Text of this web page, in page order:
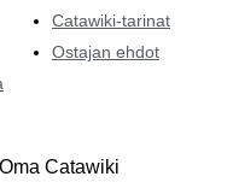
Catawiki-tarinat
Ostajan ehdot
Oma Catawiki